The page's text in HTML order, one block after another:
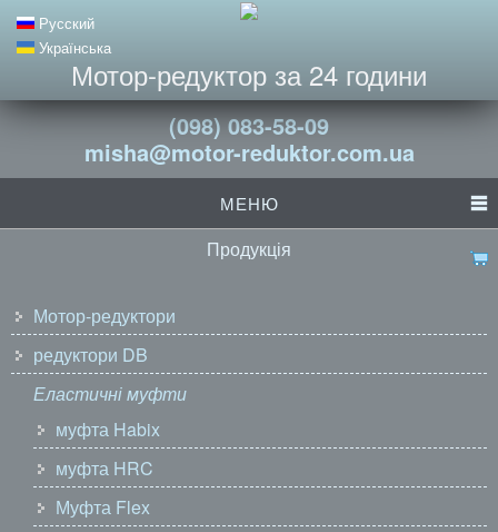
Русский
Українська
Мотор-редуктор за 24 години
(098) 083-58-09
misha@motor-reduktor.com.ua
МЕНЮ
Продукція
Мотор-редуктори
редуктори DB
Еластичні муфти
муфта Habix
муфта HRC
Муфта Flex